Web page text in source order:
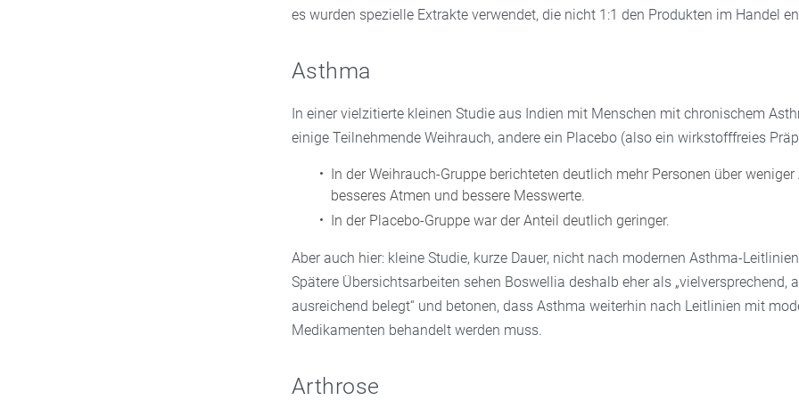
es wurden spezielle Extrakte verwendet, die nicht 1:1 den Produkten im Handel
Asthma
In einer vielzitierte kleinen Studie aus Indien mit Menschen mit chronischem
einige Teilnehmende Weihrauch, andere ein Placebo (also ein wirkstofffreies
In der Weihrauch-Gruppe berichteten deutlich mehr Personen über weniger
besseres Atmen und bessere Messwerte.
In der Placebo-Gruppe war der Anteil deutlich geringer.
Aber auch hier: kleine Studie, kurze Dauer, nicht nach modernen Asthma-
Spätere Übersichtsarbeiten sehen Boswellia deshalb eher als „vielversprechend,
ausreichend belegt“ und betonen, dass Asthma weiterhin nach Leitlinien mit
Medikamenten behandelt werden muss.
Arthrose